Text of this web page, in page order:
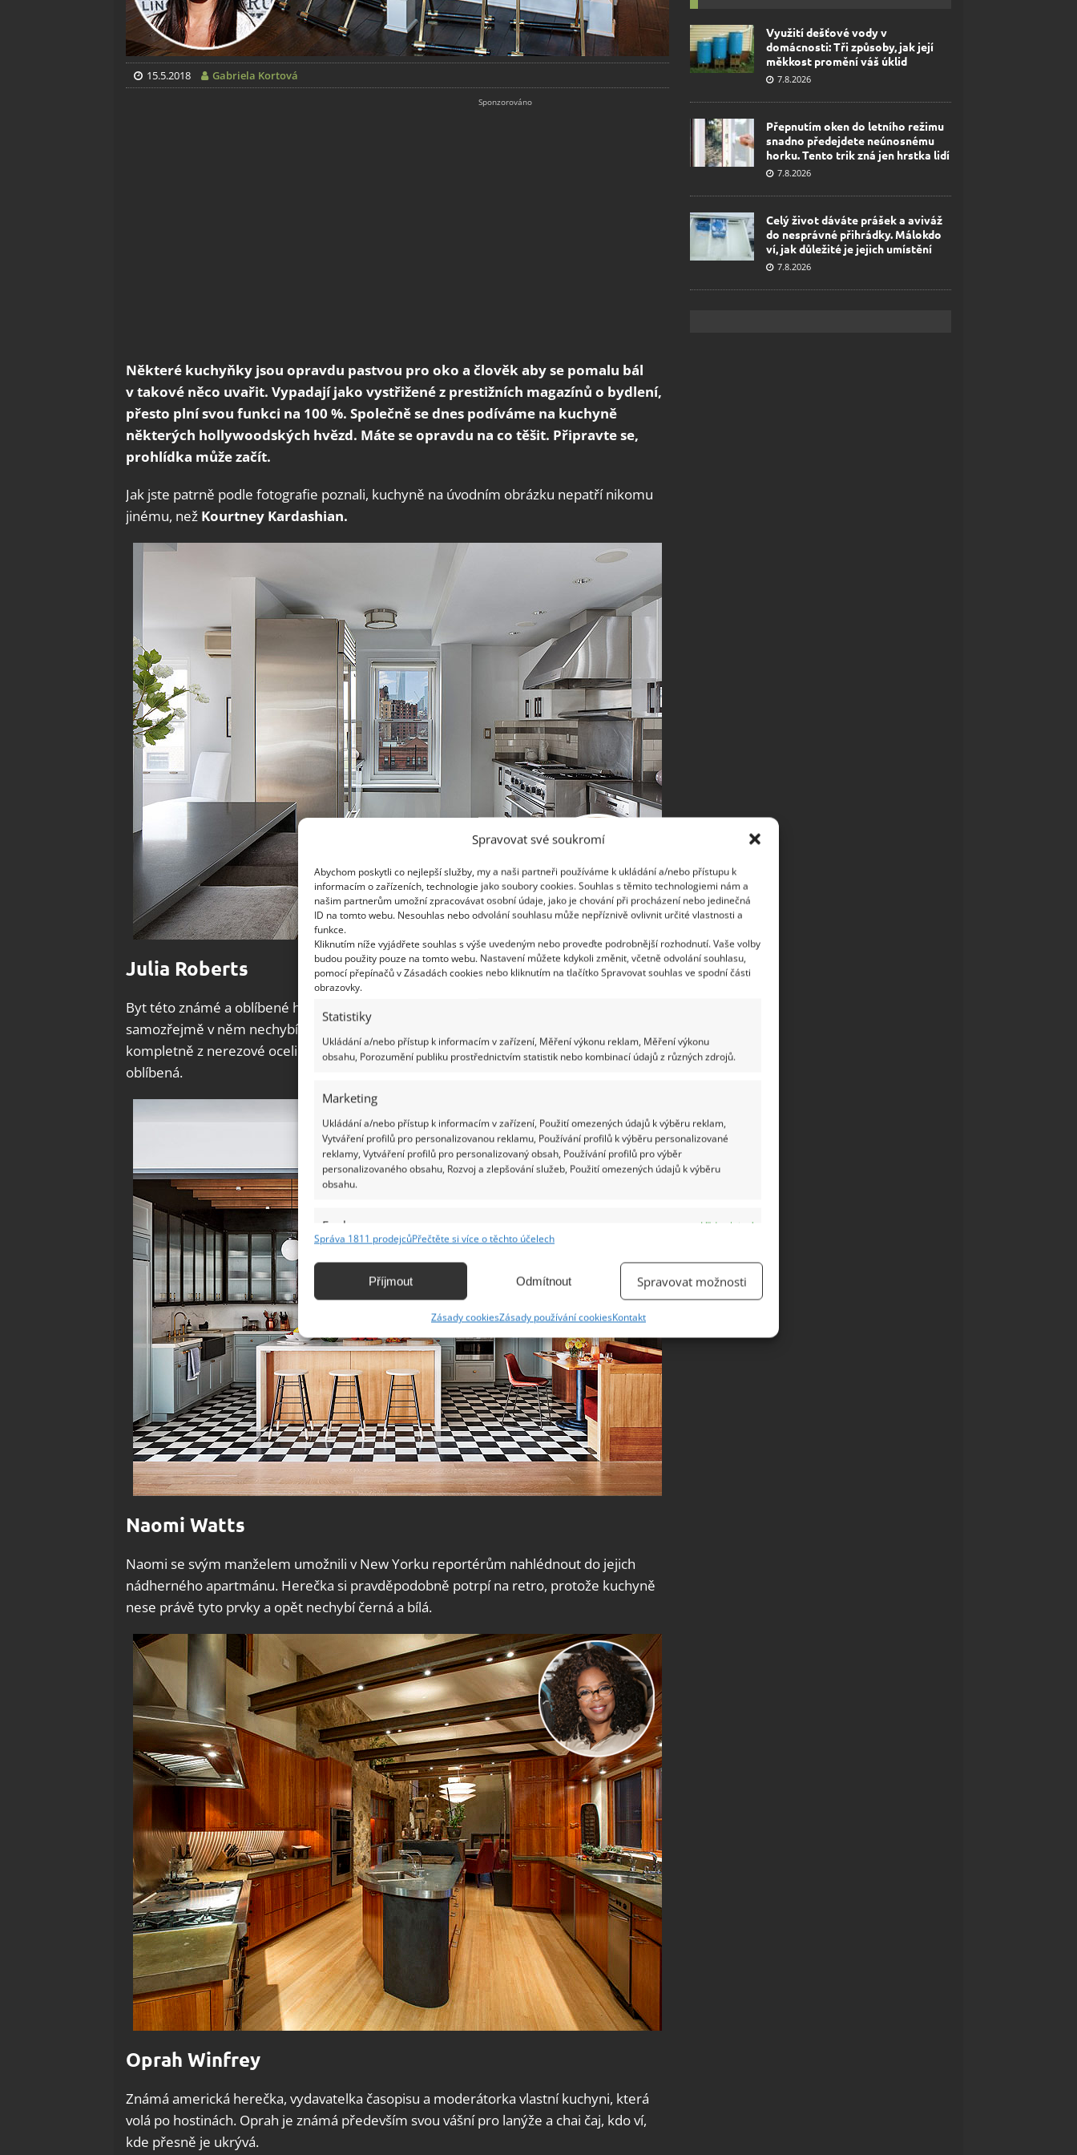
Spravovat své soukromí
Abychom poskytli co nejlepší služby, my a naši partneři používáme k ukládání a/nebo přístupu k
informacím o zařízeních, technologie jako soubory cookies. Souhlas s těmito technologiemi nám a
našim partnerům umožní zpracovávat osobní údaje, jako je chování při procházení nebo jedinečná
ID na tomto webu. Nesouhlas nebo odvolání souhlasu může nepříznivě ovlivnit určité vlastnosti a
funkce.
Kliknutím níže vyjádřete souhlas s výše uvedeným nebo proveďte podrobnější rozhodnutí. Vaše volby
budou použity pouze na tomto webu. Nastavení můžete kdykoli změnit, včetně odvolání souhlasu,
pomocí přepínačů v Zásadách cookies nebo kliknutím na tlačítko Spravovat souhlas ve spodní části
obrazovky.
Statistiky
Ukládání a/nebo přístup k informacím v zařízení, Měření výkonu reklam, Měření výkonu
obsahu, Porozumění publiku prostřednictvím statistik nebo kombinací údajů z různých zdrojů.
Marketing
Ukládání a/nebo přístup k informacím v zařízení, Použití omezených údajů k výběru reklam,
Vytváření profilů pro personalizovanou reklamu, Používání profilů k výběru personalizované
reklamy, Vytváření profilů pro personalizovaný obsah, Používání profilů pro výběr
personalizovaného obsahu, Rozvoj a zlepšování služeb, Použití omezených údajů k výběru
obsahu.
Funkce
Vždy aktivní
Identifikace zařízení na základě automaticky přenášených informací.
základě aktivně vyžádaných informací.
Zajištění bezpečnosti, předcházení a zjišťování podvodů a
odstraňování chyb, Poskytování a zobrazování reklamy a obsahu,
Ukládání a sdělování voleb ochrany osobních údajů.
Správa 1811 prodejcůPřečtěte si více o těchto účelech
Příjmout Odmítnout Spravovat možnosti
Zásady cookiesZásady používání cookiesKontakt
15.5.2018 Gabriela Kortová
Některé kuchyňky jsou opravdu pastvou pro oko a člověk aby se pomalu bál
v takové něco uvařit. Vypadají jako vystřižené z prestižních magazínů o bydlení,
přesto plní svou funkci na 100 %. Společně se dnes podíváme na kuchyně
některých hollywoodských hvězd. Máte se opravdu na co těšit. Připravte se,
prohlídka může začít.
Jak jste patrně podle fotografie poznali, kuchyně na úvodním obrázku nepatří nikomu
jinému, než Kourtney Kardashian.
Julia Roberts
Byt této známé a oblíbené herečky vychází na více než 4,5 milionu dolarů a
samozřejmě v něm nechybí elegantní, vzdušná, otevřená kuchyň. Zařízená je
kompletně z nerezové oceli a moderně. Nechybí černá a bílá barva, která je velmi
oblíbená.
Naomi Watts
Naomi se svým manželem umožnili v New Yorku reportérům nahlédnout do jejich
nádherného apartmánu. Herečka si pravděpodobně potrpí na retro, protože kuchyně
nese právě tyto prvky a opět nechybí černá a bílá.
Oprah Winfrey
Známá americká herečka, vydavatelka časopisu a moderátorka vlastní kuchyni, která
volá po hostinách. Oprah je známá především svou vášní pro lanýže a chai čaj, kdo ví,
kde přesně je ukrývá.
Využití dešťové vody v
domácnosti: Tři způsoby, jak její
měkkost promění váš úklid
7.8.2026
Přepnutím oken do letního režimu
snadno předejdete neúnosnému
horku. Tento trik zná jen hrstka lidí
7.8.2026
Celý život dáváte prášek a aviváž
do nesprávné přihrádky. Málokdo
ví, jak důležité je jejich umístění
7.8.2026